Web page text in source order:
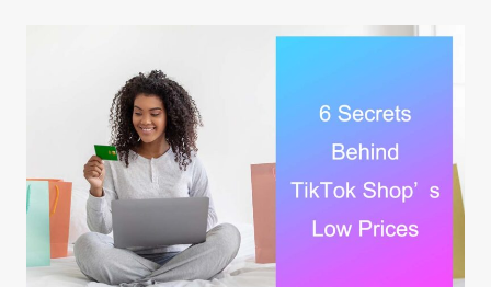
IN
USPS?
(2026
GUIDE)